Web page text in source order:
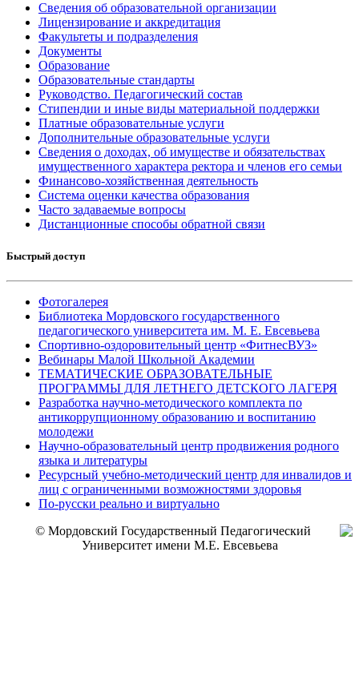
Сведения об образовательной организации
Лицензирование и аккредитация
Факультеты и подразделения
Документы
Образование
Образовательные стандарты
Руководство. Педагогический состав
Стипендии и иные виды материальной поддержки
Платные образовательные услуги
Дополнительные образовательные услуги
Сведения о доходах, об имуществе и обязательствах
имущественного характера ректора и членов его семьи
Финансово-хозяйственная деятельность
Система оценки качества образования
Часто задаваемые вопросы
Дистанционные способы обратной связи
Быстрый доступ
Фотогалерея
Библиотека Мордовского государственного
педагогического университета им. М. Е. Евсевьева
Спортивно-оздоровительный центр «ФитнесВУЗ»
Вебинары Малой Школьной Академии
ТЕМАТИЧЕСКИЕ ОБРАЗОВАТЕЛЬНЫЕ
ПРОГРАММЫ ДЛЯ ЛЕТНЕГО ДЕТСКОГО ЛАГЕРЯ
Разработка научно-методического комплекта по
антикоррупционному образованию и воспитанию
молодежи
Научно-образовательный центр продвижения родного
языка и литературы
Ресурсный учебно-методический центр для инвалидов и
лиц с ограниченными возможностями здоровья
По-русски реально и виртуально
© Мордовский Государственный Педагогический
Университет имени М.Е. Евсевьева